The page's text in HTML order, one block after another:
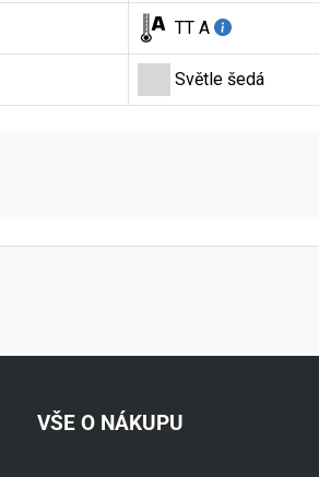
TT A
Světle šedá
BOMA s.r.o. - Kontaktní údaje
VŠE O NÁKUPU